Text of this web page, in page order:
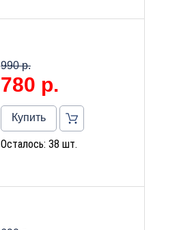
990 р.
780 р.
Купить
Осталось: 38 шт.